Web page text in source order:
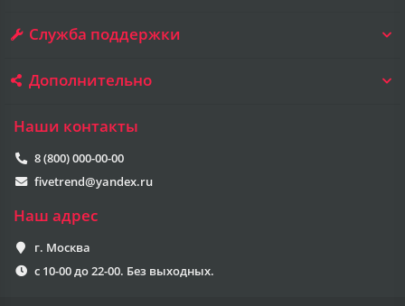
Служба поддержки
Дополнительно
Наши контакты
8 (800) 000-00-00
fivetrend@yandex.ru
Наш адрес
г. Москва
с 10-00 до 22-00. Без выходных.